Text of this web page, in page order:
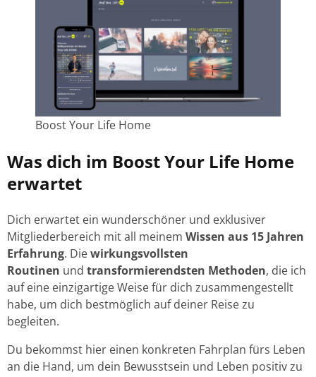
Boost Your Life Home
Was dich im Boost Your Life Home
erwartet
Dich erwartet ein wunderschöner und exklusiver
Mitgliederbereich mit all meinem Wissen aus 15 Jahren
Erfahrung. Diewirkungsvollsten
Routinen und transformierendsten Methoden, die ich
auf eine einzigartige Weise für dich zusammengestellt
habe, um dich bestmöglich auf deiner Reise zu
begleiten.
Du bekommst hier einen konkreten Fahrplan fürs Leben
an die Hand, um dein Bewusstsein und Leben positiv zu